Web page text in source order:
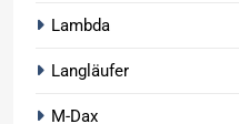
Lambda
Langläufer
M-Dax